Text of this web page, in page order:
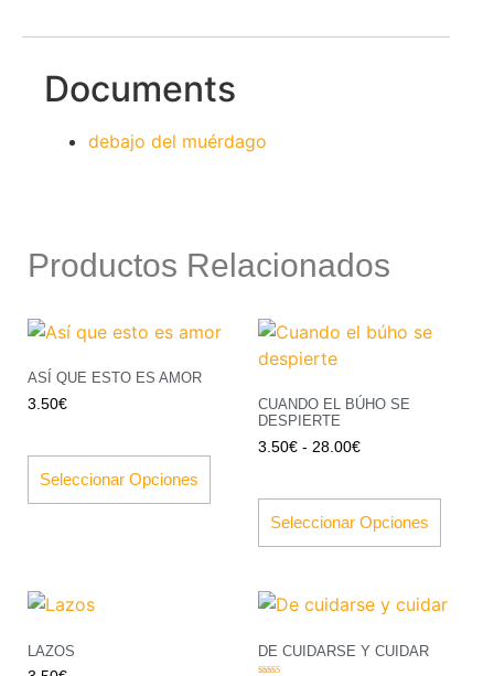
Documents
debajo del muérdago
Productos Relacionados
ASÍ QUE ESTO ES AMOR
3.50€
Seleccionar Opciones
CUANDO EL BÚHO SE
DESPIERTE
3.50€ - 28.00€
Seleccionar Opciones
LAZOS
DE CUIDARSE Y CUIDAR